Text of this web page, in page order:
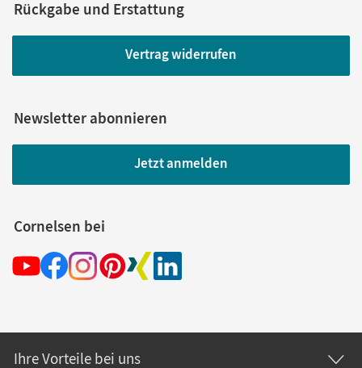
Rückgabe und Erstattung
Vertrag widerrufen
Newsletter abonnieren
Jetzt anmelden
Cornelsen bei
Ihre Vorteile bei uns